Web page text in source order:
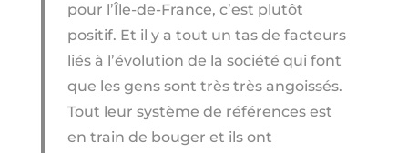
pour l’Île-de-France, c’est plutôt
positif. Et il y a tout un tas de facteurs
liés à l’évolution de la société qui font
que les gens sont très très angoissés.
Tout leur système de références est
en train de bouger et ils ont